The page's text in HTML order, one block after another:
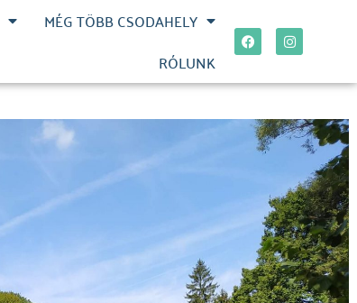
MÉG TÖBB CSODAHELY
RÓLUNK